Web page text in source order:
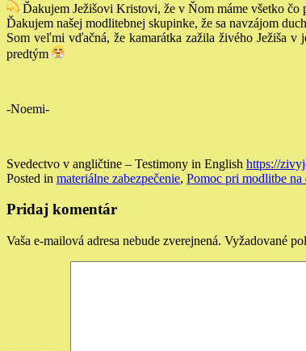
Ďakujem Ježišovi Kristovi, že v Ňom máme všetko
Ďakujem našej modlitebnej skupinke, že sa navzájom
Som veľmi vďačná, že kamarátka zažila živého Ježiša
predtým
-Noemi-
Svedectvo v angličtine – Testimony in English https://
Posted in materiálne zabezpečenie, Pomoc pri modlitbe
Pridaj komentár
Vaša e-mailová adresa nebude zverejnená. Vyžadované